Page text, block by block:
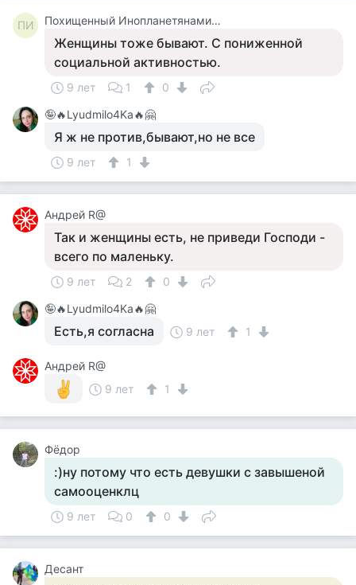
ПИ Похищенный Инопланетянами Для Опытов
Женщины тоже бывают. С пониженной
социальной активностью.
9 лет 1
0
🤪🔥Lyudmilo4Ka🔥🤗
Я ж не против,бывают,но не все
9 лет 1
Андрей R@
Так и женщины есть, не приведи Господи -
всего по маленьку.
9 лет 2
0
🤪🔥Lyudmilo4Ka🔥🤗
Есть,я согласна 9 лет 1
Андрей R@
9 лет
1
Фёдор
:)ну потому что есть девушки с завышеной
самооценклц
9 лет 0 0
Десант